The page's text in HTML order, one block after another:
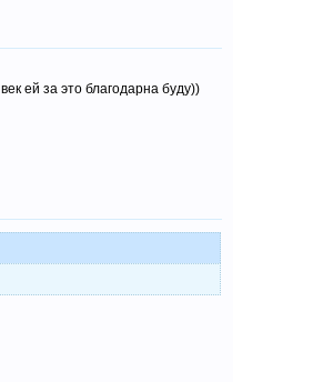
век ей за это благодарна буду))